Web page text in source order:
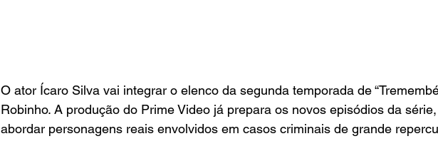
O ator Ícaro Silva vai integrar o elenco da segunda temporada de
Robinho. A produção do Prime Video já prepara os novos episódios da
abordar personagens reais envolvidos em casos criminais de grande